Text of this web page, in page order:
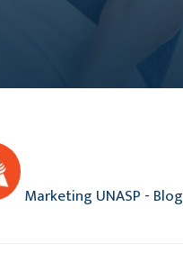
Marketing UNASP - Blog